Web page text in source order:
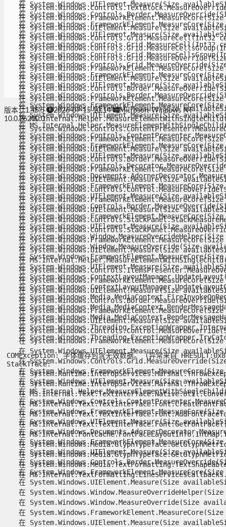
在 System.Windows.UIElement.Measure(Size
在
在
在 System.Windows.UIElement.Measure(Size
在 System.Windows.Controls.Grid.MeasureCell(Int32
在
在
在
在 System.Windows.UIElement.Measure(Size
在
在
在 System.Windows.UIElement.Measure(Size
在
在
在
在 System.Windows.UIElement.Measure(Size
在
在
在
在 System.Windows.UIElement.Measure(Size
在
在
在 System.Windows.UIElement.Measure(Size
在 System.Windows.Window.MeasureOverrideHelper(Size
在 System.Windows.Window.MeasureOverride(Size
在
在 System.Windows.UIElement.Measure(Size
在
在
在
在
在
在
在
COMException: 字体缓存包含无效数据。 (异常来自
StackTrace:
在
在
在
在
在
在
在
在
在
在
在
在
在
在 System.Windows.UIElement.Measure(Size
在 System.Windows.Controls.Grid.MeasureCell(Int32
在
在
在
在 System.Windows.UIElement.Measure(Size
在
在
在 System.Windows.UIElement.Measure(Size
在
在
在
在 System.Windows.UIElement.Measure(Size
在
在
在 System.Windows.UIElement.Measure(Size
在
在
在 System.Windows.UIElement.Measure(Size
在
在
在
在 System.Windows.UIElement.Measure(Size
在
在
在
在 System.Windows.UIElement.Measure(Size
在
在
在 System.Windows.UIElement.Measure(Size
在
在
在 System.Windows.UIElement.Measure(Size
在
在
在 System.Windows.UIElement.Measure(Size
在
在
在
在 System.Windows.UIElement.Measure(Size
在
在
在 System.Windows.UIElement.Measure(Size
在
在
在 System.Windows.UIElement.Measure(Size
在 System.Windows.Window.MeasureOverrideHelper(Size
在 System.Windows.Window.MeasureOverride(Size
在
在 System.Windows.UIElement.Measure(Size
版本：1.45.5 2026-07-15 10:14
Microsoft Windows NT
10.0.26200.0